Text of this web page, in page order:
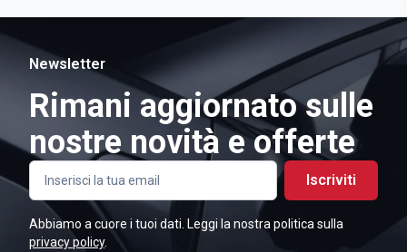
Newsletter
Rimani aggiornato sulle
nostre novità e offerte
Iscriviti
Abbiamo a cuore i tuoi dati. Leggi la nostra politica sulla
privacy policy.